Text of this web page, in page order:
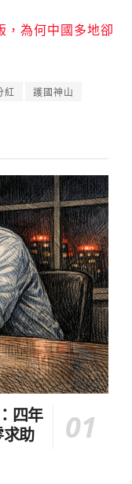
，為何中國多地卻
紅 護國神山
四年
助